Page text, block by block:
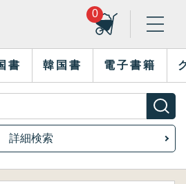
0
書 韓国書 電子書籍
詳細検索